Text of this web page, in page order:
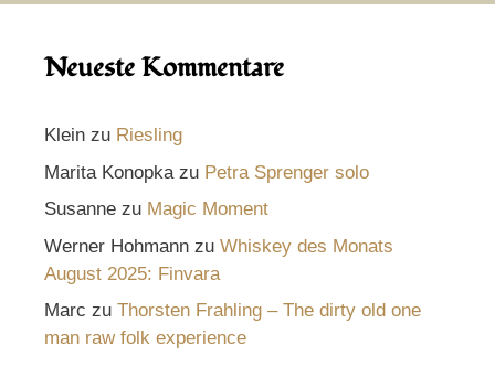
Neueste Kommentare
Klein zu Riesling
Marita Konopka zu Petra Sprenger solo
Susanne zu Magic Moment
Werner Hohmann zu Whiskey des Monats
August 2025: Finvara
Marc zu Thorsten Frahling – The dirty old one
man raw folk experience